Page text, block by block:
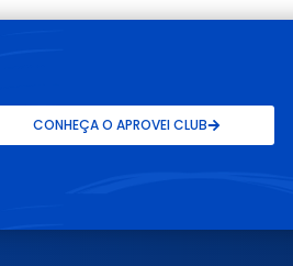
CONHEÇA O APROVEI CLUB